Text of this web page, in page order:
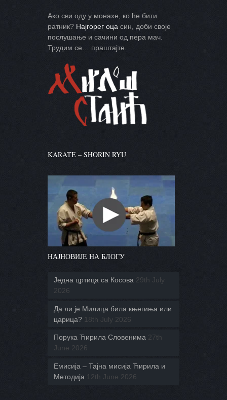
Ако сви оду у монахе, ко ће бити
ратник? Најгорег оца син, доби своје
послушање и сачини од пера мач.
Трудим се… праштајте.
KARATE – SHORIN RYU
НАЈНОВИЈЕ НА БЛОГУ
Једна цртица са Косова 29th July
2026
Да ли је Милица била књегиња или
царица? 18th July 2026
Порука Ћирила Словенима 27th
June 2026
Емисија – Тајна мисија Ћирила и
Методија 12th June 2026